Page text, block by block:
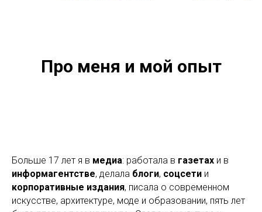
Про меня и мой опыт
Больше 17 лет я в медиа: работала в газетах и в
информагентстве, делала блоги, соцсети и
корпоративные издания, писала о современном
искусстве, архитектуре, моде и образовании, пять лет